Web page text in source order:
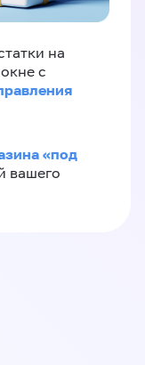
на
с
«под
вашего